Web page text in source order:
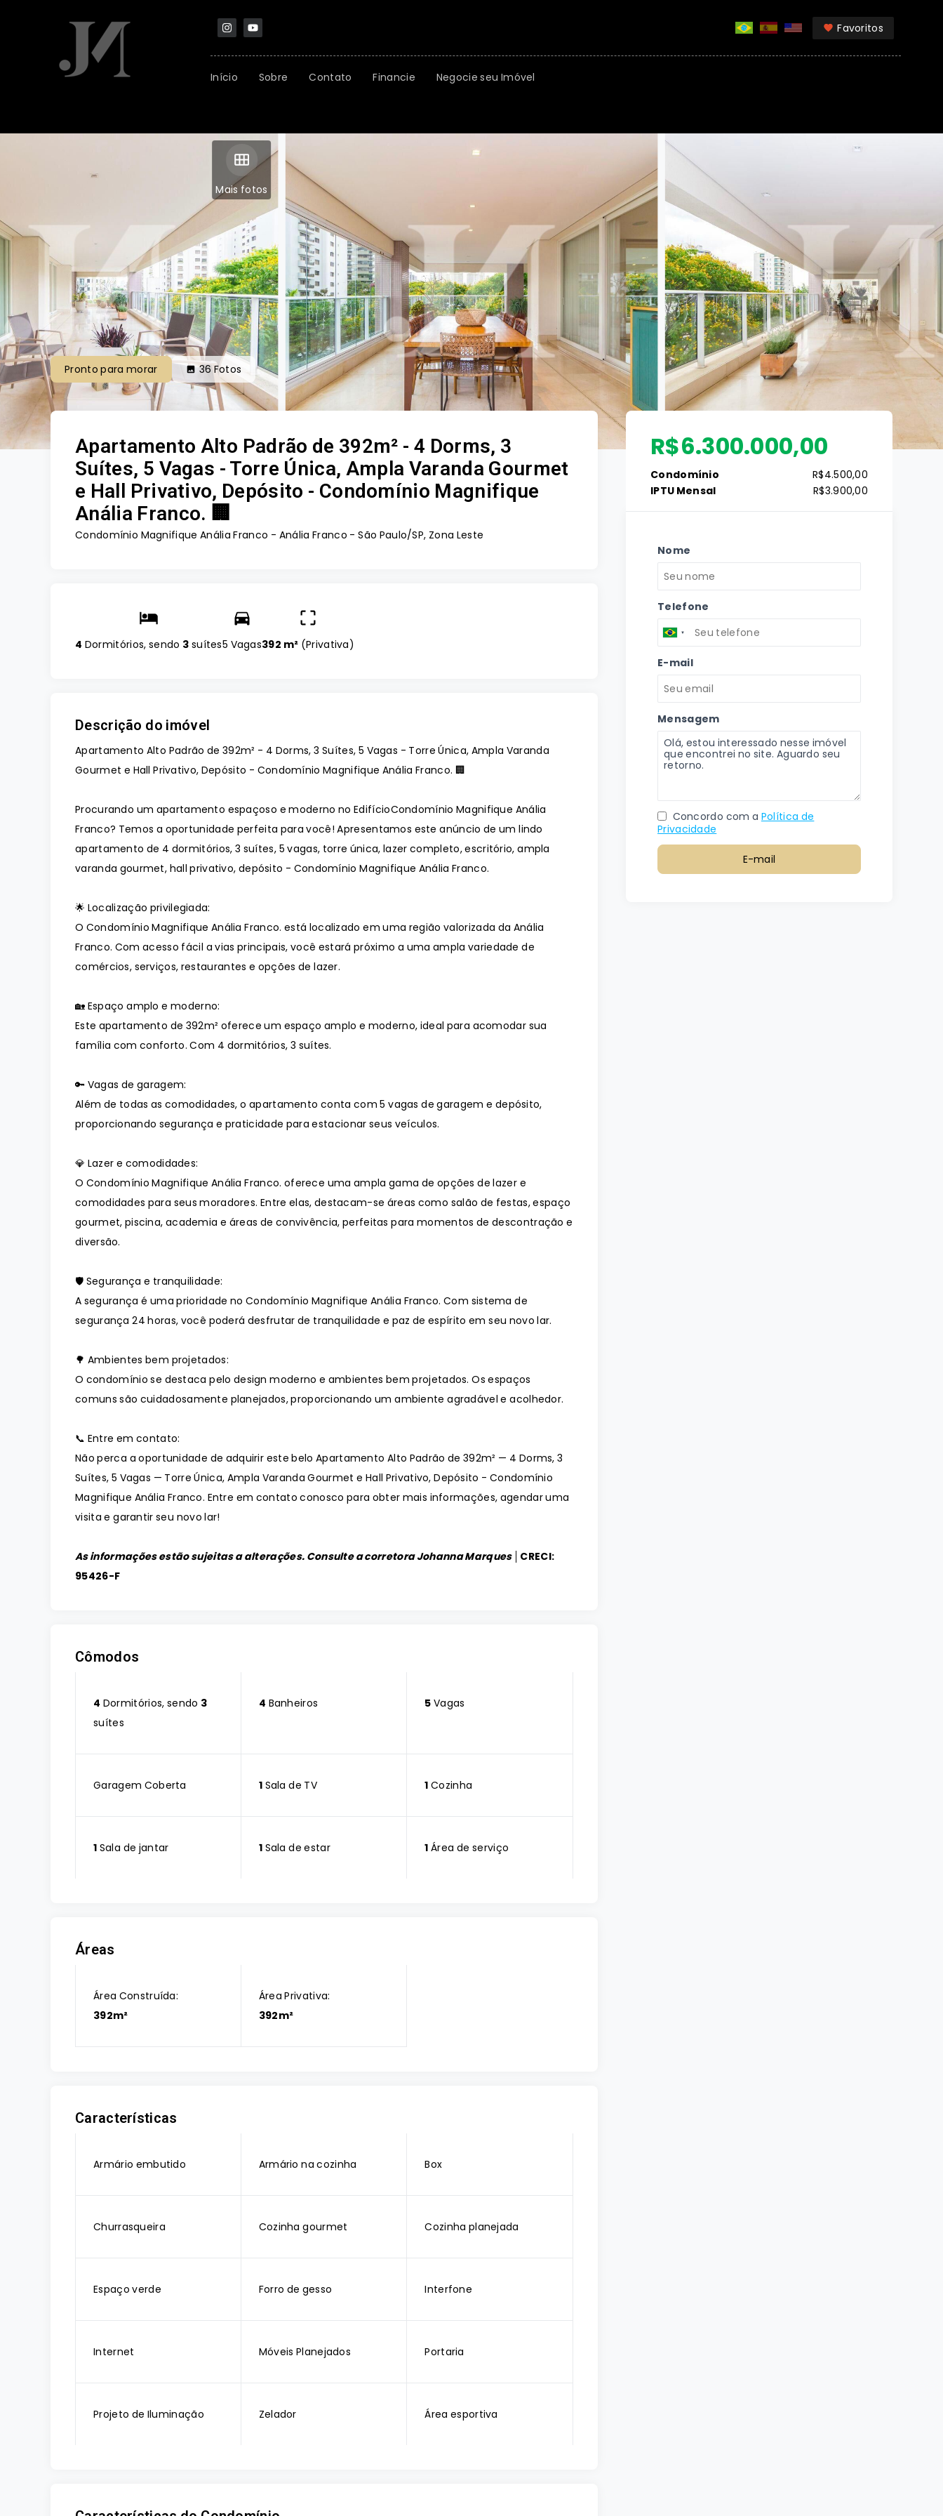
Favoritos
Início Sobre Contato Financie Negocie seu Imóvel
Mais fotos
Pronto para morar 36Fotos
Apartamento Alto Padrão de 392m² - 4 Dorms, 3
Suítes, 5 Vagas - Torre Única, Ampla Varanda Gourmet
e Hall Privativo, Depósito - Condomínio Magnifique
Anália Franco. 🏢
Condomínio Magnifique Anália Franco - Anália Franco - São Paulo/SP, Zona Leste
4 Dormitórios, sendo 3 suítes5 Vagas392 m² (Privativa)
Descrição do imóvel
Apartamento Alto Padrão de 392m² - 4 Dorms, 3 Suítes, 5 Vagas - Torre Única, Ampla Varanda
Gourmet e Hall Privativo, Depósito - Condomínio Magnifique Anália Franco. 🏢
Procurando um apartamento espaçoso e moderno no EdifícioCondomínio Magnifique Anália
Franco? Temos a oportunidade perfeita para você! Apresentamos este anúncio de um lindo
apartamento de 4 dormitórios, 3 suítes, 5 vagas, torre única, lazer completo, escritório, ampla
varanda gourmet, hall privativo, depósito - Condomínio Magnifique Anália Franco.
🌟 Localização privilegiada:
O Condomínio Magnifique Anália Franco. está localizado em uma região valorizada da Anália
Franco. Com acesso fácil a vias principais, você estará próximo a uma ampla variedade de
comércios, serviços, restaurantes e opções de lazer.
🏡 Espaço amplo e moderno:
Este apartamento de 392m² oferece um espaço amplo e moderno, ideal para acomodar sua
família com conforto. Com 4 dormitórios, 3 suítes.
🔑 Vagas de garagem:
Além de todas as comodidades, o apartamento conta com 5 vagas de garagem e depósito,
proporcionando segurança e praticidade para estacionar seus veículos.
💎 Lazer e comodidades:
O Condomínio Magnifique Anália Franco. oferece uma ampla gama de opções de lazer e
comodidades para seus moradores. Entre elas, destacam-se áreas como salão de festas, espaço
gourmet, piscina, academia e áreas de convivência, perfeitas para momentos de descontração e
diversão.
🛡️ Segurança e tranquilidade:
A segurança é uma prioridade no Condomínio Magnifique Anália Franco. Com sistema de
segurança 24 horas, você poderá desfrutar de tranquilidade e paz de espírito em seu novo lar.
🌳 Ambientes bem projetados:
O condomínio se destaca pelo design moderno e ambientes bem projetados. Os espaços
comuns são cuidadosamente planejados, proporcionando um ambiente agradável e acolhedor.
📞 Entre em contato:
Não perca a oportunidade de adquirir este belo Apartamento Alto Padrão de 392m² — 4 Dorms, 3
Suítes, 5 Vagas — Torre Única, Ampla Varanda Gourmet e Hall Privativo, Depósito - Condomínio
Magnifique Anália Franco. Entre em contato conosco para obter mais informações, agendar uma
visita e garantir seu novo lar!
As informações estão sujeitas a alterações. Consulte a corretora Johanna Marques │ CRECI:
95426-F
Cômodos
4 Dormitórios, sendo 3
suítes
4 Banheiros 5 Vagas
Garagem Coberta 1Sala de TV 1 Cozinha
1 Sala de jantar 1Sala de estar 1 Área de serviço
Áreas
Área Construída:
392m²
Área Privativa:
392m²
Características
Armário embutido Armário na cozinha Box
Churrasqueira Cozinha gourmet Cozinha planejada
Espaço verde Forro de gesso Interfone
Internet Móveis Planejados Portaria
Projeto de Iluminação Zelador Área esportiva
R$6.300.000,00
Condomínio
R$4.500,00
IPTU Mensal
R$3.900,00
Nome
Telefone
E-mail
Mensagem
Concordo com a Política de
Privacidade
E-mail